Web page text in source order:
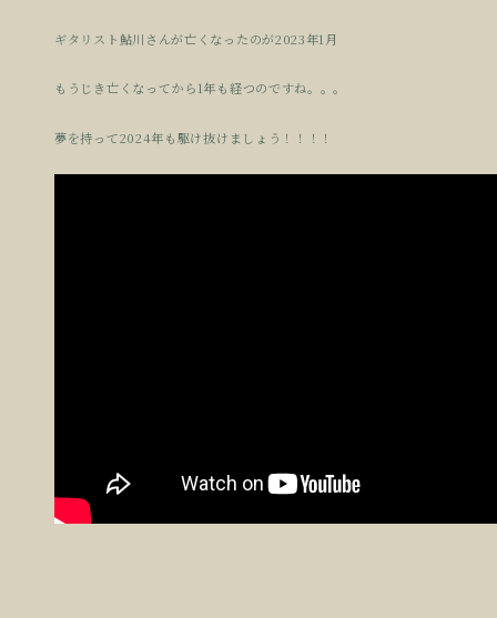
ギタリスト鮎川さんが亡くなったのが2023年1月
もうじき亡くなってから1年も経つのですね。。。
夢を持って2024年も駆け抜けましょう！！！！